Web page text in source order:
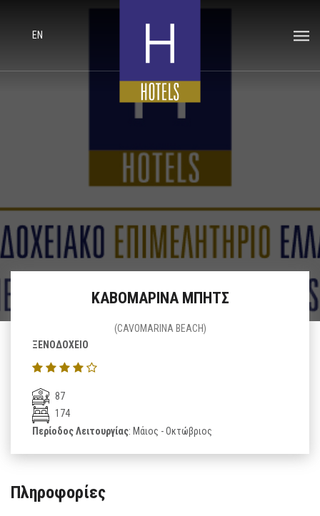
EN
ΚΑΒΟΜΑΡΙΝΑ ΜΠΗΤΣ
(CAVOMARINA BEACH)
ΞΕΝΟΔΟΧΕΙΟ
87
174
Περίοδος Λειτουργίας: Μάιος - Οκτώβριος
Πληροφορίες